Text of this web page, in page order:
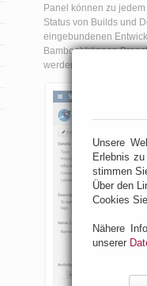
Panel können zu
Status von Builds und
eingebundenen
Bamboo) können
werden.
Unsere
Erlebnis
stimmen
Über den
Cookies
Nähere
unserer